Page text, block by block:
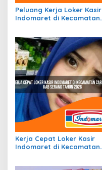
Peluang Kerja Loker Kasir
Indomaret di Kecamatan
Kerja Cepat Loker Kasir
Indomaret di Kecamatan